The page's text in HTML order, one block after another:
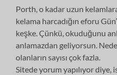
Porth, o kadar uzun
kelama harcadığın eforu
keşke. Çünkü, okuduğunu
anlamazdan geliyorsun.
olanların sayısı çok fazla.
Sitede yorum yapılıyor